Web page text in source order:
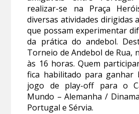
realizar-se na Praça
diversas atividades dirigidas
que possam experimentar
da prática do andebol.
Torneio de Andebol de Rua,
às 16 horas. Quem
fica habilitado para ganhar
jogo de play-off para o
Mundo – Alemanha /
Portugal e Sérvia.